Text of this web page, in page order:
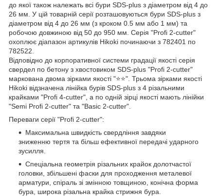
до якої також належать всі бури SDS-plus з діаметром від 4 до
26 мм. У цій товарній серії розташовуються бури SDS-plus з
діаметром від 4 до 26 мм (з кроком 0.5 мм або 1 мм) та
робочою довжиною від 50 до 950 мм. Серія "Profi 2-cutter"
охоплює діапазон артикулів Hikoki починаючи з 782401 по
782522.
Відповідно до корпоративної системи градації якості серія
свердел по бетону з хвостовиком SDS-plus "Profi 2-cutter"
маркована двома зірками якості "⭐️⭐️". Трьома зірками якості
Hikoki відзначена лінійка бурів SDS-plus з 4 різальними
крайками "Profi 4-cutter", а по одній зірці якості мають лінійки
"Semi Profi 2-cutter" та "Basic 2-cutter".
Переваги серії "Profi 2-cutter":
Максимальна швидкість свердління завдяки
зниженню тертя та більш ефективної передачі ударного
зусилля.
Спеціальна геометрія різальних крайок долотчастої
головки, збільшені фаски для проходження металевої
арматури, спіраль зі змінною товщиною, конічна форма
бура, широка різальна крайка стрижня бура.